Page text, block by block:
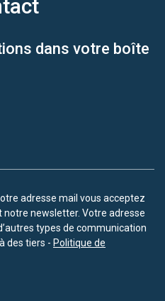
dans votre boîte
adresse mail vous acceptez
newsletter. Votre adresse
types de communication
des tiers - Politique de